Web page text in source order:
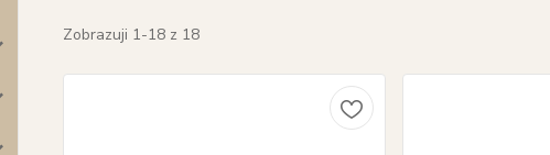
Zobrazuji 1-18 z 18